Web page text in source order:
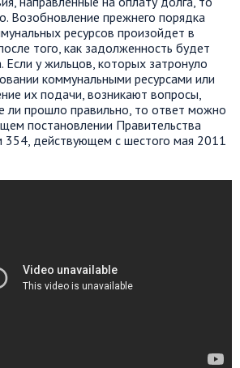
Возобновление прежнего порядка
ресурсов произойдет в
того, как задолженность будет
Если у жильцов, которых затронуло
коммунальными ресурсами или
их подачи, возникают вопросы,
ли прошло правильно, то ответ можно
постановлении Правительства
354, действующем с шестого мая 2011